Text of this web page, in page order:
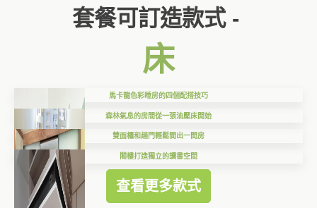
套餐可訂造款式 -
床
馬卡龍色彩睡房的四個配搭技巧
森林氣息的房間從一張油壓床開始
雙面櫃和趟門輕鬆間出一間房
閣樓打造獨立的讀書空間
查看更多款式